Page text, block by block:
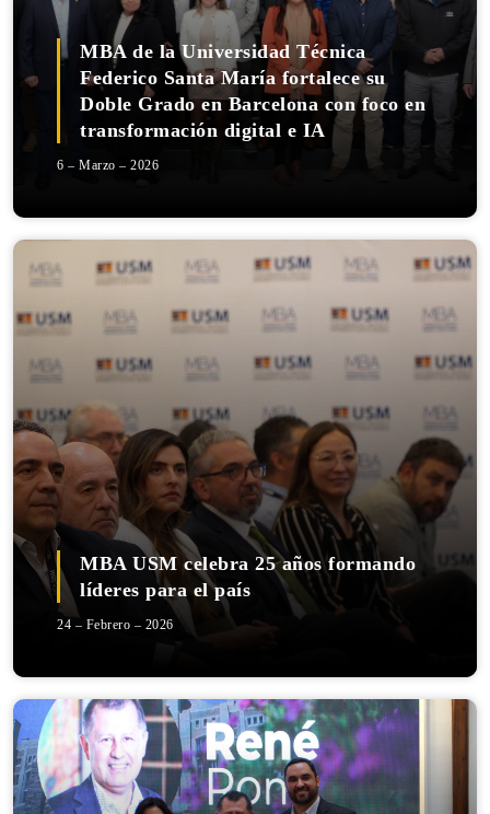
MBA de la Universidad Técnica
Federico Santa María fortalece su
Doble Grado en Barcelona con foco en
transformación digital e IA
6 – Marzo – 2026
MBA USM celebra 25 años formando
líderes para el país
24 – Febrero – 2026